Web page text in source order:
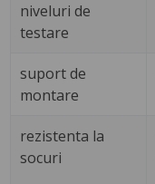
niveluri de
testare
suport de
montare
rezistenta la
socuri